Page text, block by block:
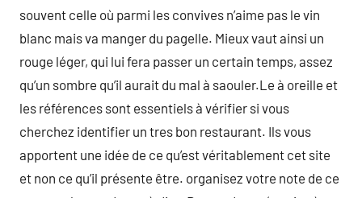
souvent celle où parmi les convives n’aime pas le vin
blanc mais va manger du pagelle. Mieux vaut ainsi un
rouge léger, qui lui fera passer un certain temps, assez
qu’un sombre qu’il aurait du mal à saouler.Le à oreille et
les références sont essentiels à vérifier si vous
cherchez identifier un tres bon restaurant. Ils vous
apportent une idée de ce qu’est véritablement cet site
et non ce qu’il présente être. organisez votre note de ce